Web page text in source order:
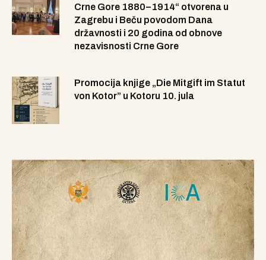
Crne Gore 1880–1914“ otvorena u
Zagrebu i Beču povodom Dana
državnosti i 20 godina od obnove
nezavisnosti Crne Gore
Promocija knjige „Die Mitgift im Statut
von Kotor” u Kotoru 10. jula